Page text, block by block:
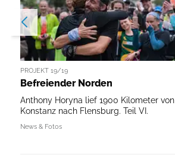
PROJEKT 19/19
Befreiender Norden
Anthony Horyna lief 1900 Kilometer von
Konstanz nach Flensburg. Teil VI.
News & Fotos